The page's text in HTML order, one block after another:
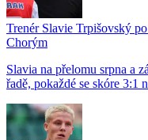
Trenér Slavie Trpišovský
Chorým
Slavia na přelomu srpna a
řadě, pokaždé se skóre 3:1